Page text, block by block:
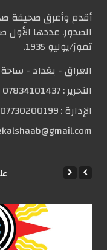
أقدم وأعرق صحيفة
تموز/يوليو 1935.
العراق - بغداد -
التحریر :07834101437
الإدارة :07730200199